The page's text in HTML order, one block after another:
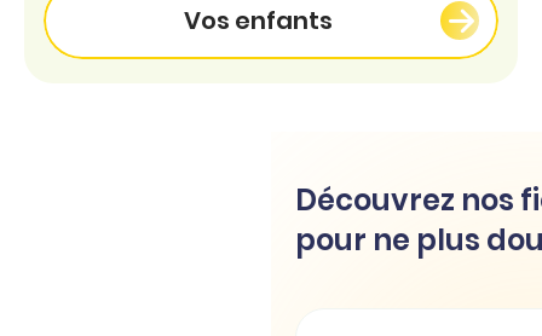
Vos enfants
Découvrez nos
pour ne plus